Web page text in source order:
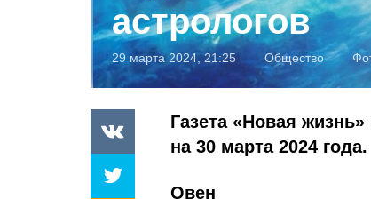
астрологов
29 марта 2024, 21:25 Общество
Газета «Новая
на 30 марта 2024 года.
Овен